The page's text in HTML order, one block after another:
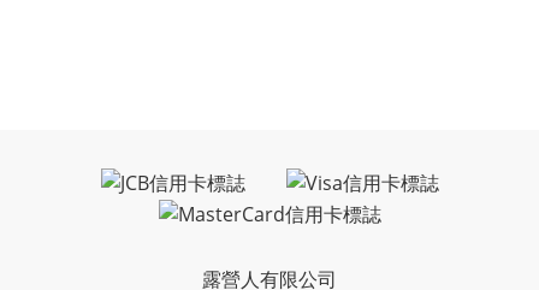
露營人有限公司